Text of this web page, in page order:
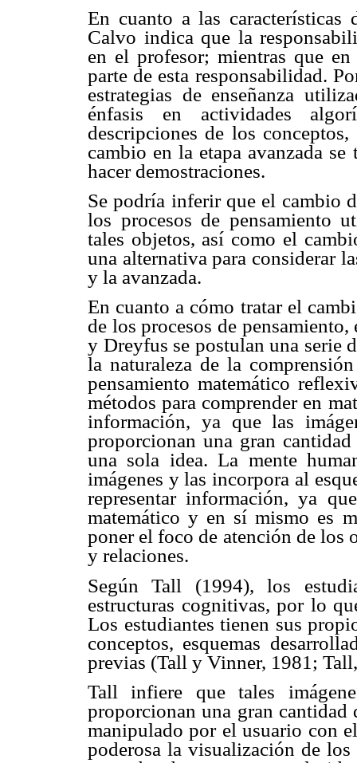
En cuanto a las características
Calvo indica que la
en el profesor; mientras que
parte de esta responsabilidad.
estrategias de enseñanza
énfasis en actividades
descripciones de los
cambio en la etapa avanzada
hacer demostraciones.
Se podría inferir que el cambio
los procesos de pensamiento
tales objetos, así como el
una alternativa para considerar
y la avanzada.
En cuanto a cómo tratar el
de los procesos de
y Dreyfus se postulan una serie
la naturaleza de la
pensamiento matemático
métodos para comprender en
información, ya que las
proporcionan una gran
una sola idea. La mente
imágenes y las incorpora al
representar información, ya
matemático y en sí mismo es
poner el foco de atención de los
y relaciones.
Según Tall (1994), los
estructuras cognitivas, por lo
Los estudiantes tienen sus
conceptos, esquemas
previas (Tall y Vinner, 1981;
Tall infiere que tales
proporcionan una gran
manipulado por el usuario con
poderosa la visualización de